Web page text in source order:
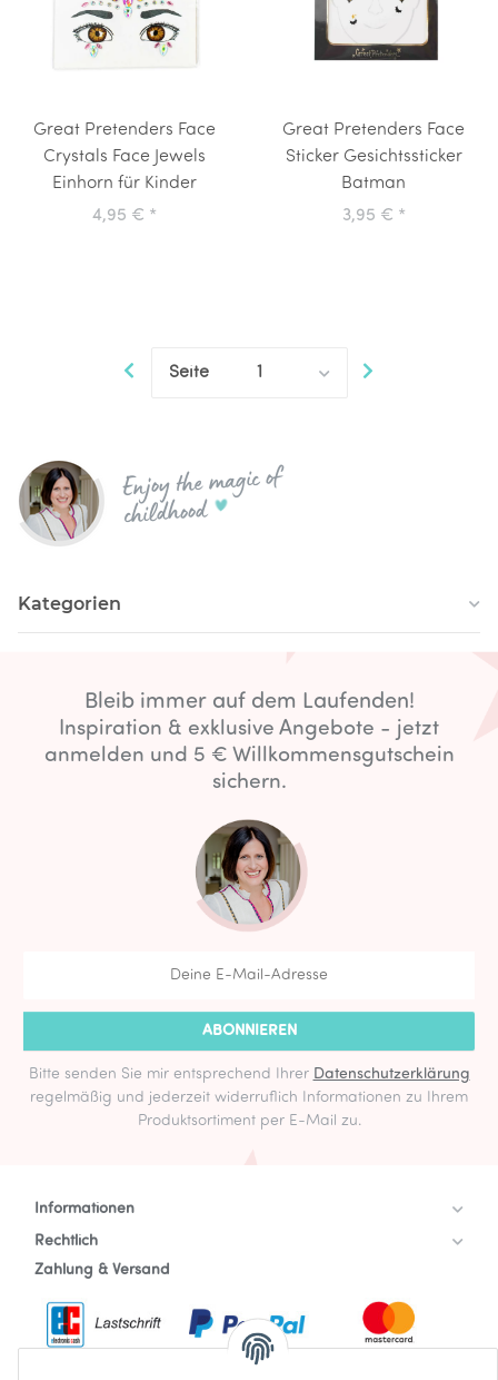
Great Pretenders Face
Crystals Face Jewels
Einhorn für Kinder
4,95 € *
Great Pretenders Face
Sticker Gesichtssticker
Batman
3,95 € *
Seite 1
Enjoy the magic of
childhood
Kategorien
Bleib immer auf dem Laufenden!
Inspiration & exklusive Angebote - jetzt
anmelden und 5 € Willkommensgutschein
sichern.
ABONNIEREN
Bitte senden Sie mir entsprechend Ihrer Datenschutzerklärung
regelmäßig und jederzeit widerruflich Informationen zu Ihrem
Produktsortiment per E-Mail zu.
Informationen
Rechtlich
Zahlung & Versand